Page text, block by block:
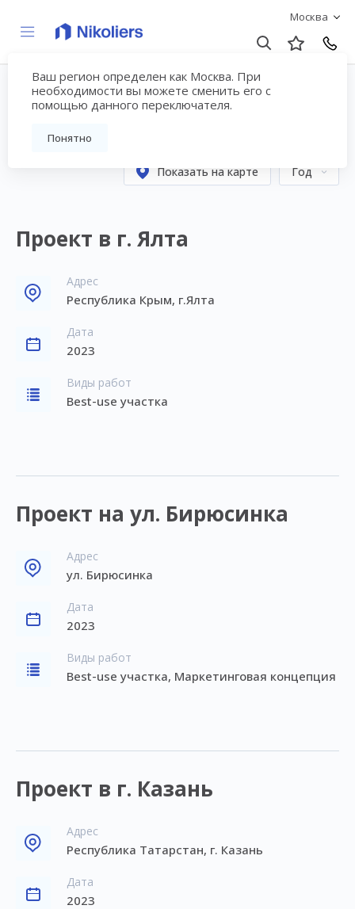
Москва
Ваш регион определен как Москва. При
необходимости вы можете сменить его с
помощью данного переключателя.
Понятно
Консалтинговые работы
– страница №2
Показать на карте Год
Проект в г. Ялта
Адрес
Республика Крым, г.Ялта
Дата
2023
Виды работ
Best-use участка
Проект на ул. Бирюсинка
Адрес
ул. Бирюсинка
Дата
2023
Виды работ
Best-use участка, Маркетинговая концепция
Проект в г. Казань
Адрес
Республика Татарстан, г. Казань
Дата
2023